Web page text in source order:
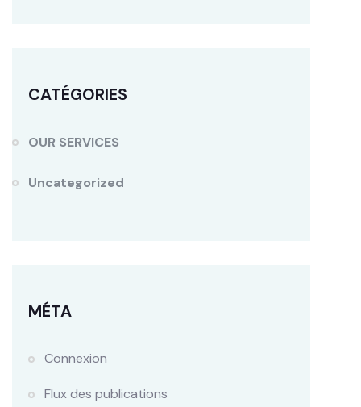
CATÉGORIES
OUR SERVICES
Uncategorized
MÉTA
Connexion
Flux des publications